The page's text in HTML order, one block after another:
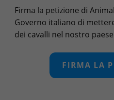
Firma la petizione di
Governo italiano di
dei cavalli nel nostro
FIRMA LA